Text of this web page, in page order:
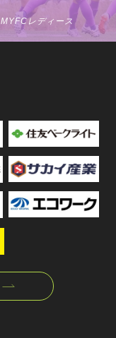
MYFCレディース